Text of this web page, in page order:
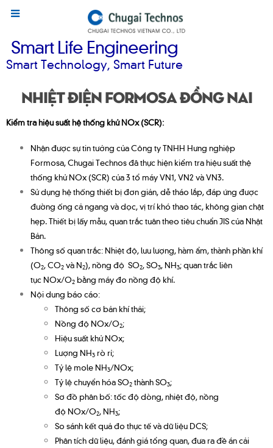
Smart Life Engineering
Smart Technology, Smart Future
Nhiệt điện Formosa Đồng Nai
Kiểm tra hiệu suất hệ thống khử NOx (SCR):
Nhận được sự tin tưởng của Công ty TNHH Hưng nghiệp
Formosa, Chugai Technos đã thực hiện kiểm tra hiệu suất thệ
thống khử NOx (SCR) của 3 tổ máy VN1, VN2 và VN3.
Sử dụng hệ thống thiết bị đơn giản, dễ tháo lắp, đáp ứng được
đường ống cả ngang và dọc, vị trí khó thao tác, không gian chật
hẹp. Thiết bị lấy mẫu, quan trắc tuân theo tiêu chuẩn JIS của Nhật
Bản.
Thông số quan trắc: Nhiệt độ, lưu lượng, hàm ẩm, thành phần khí
(O2, CO2 và N2), nồng độ SO2, SO3, NH3; quan trắc liên
tục NOx/O2 bằng máy đo nồng độ khí.
Nội dung báo cáo:
Thông số cơ bản khí thải;
Nồng độ NOx/O2;
Hiệu suất khử NOx;
Lượng NH3 rò rỉ;
Tỷ lệ mole NH3/NOx;
Tỷ lệ chuyển hóa SO2 thành SO3;
Sơ đồ phân bố: tốc độ dòng, nhiệt độ, nồng
độ NOx/O2, NH3;
So sánh kết quả đo thực tế và dữ liệu DCS;
Phân tích dữ liệu, đánh giá tổng quan, đưa ra đề án cải